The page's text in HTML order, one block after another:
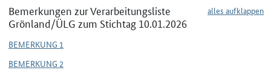
alles aufklappen
Bemerkungen zur Verarbeitungsliste
Grönland/ÜLG zum Stichtag 10.01.2026
BEMERKUNG 1
BEMERKUNG 2